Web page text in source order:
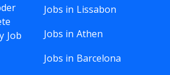
Job
Jobs in Lissabon
Jobs in Athen
Jobs in Barcelona